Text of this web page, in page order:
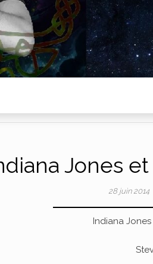
Jones
28 juin 2014
Indiana